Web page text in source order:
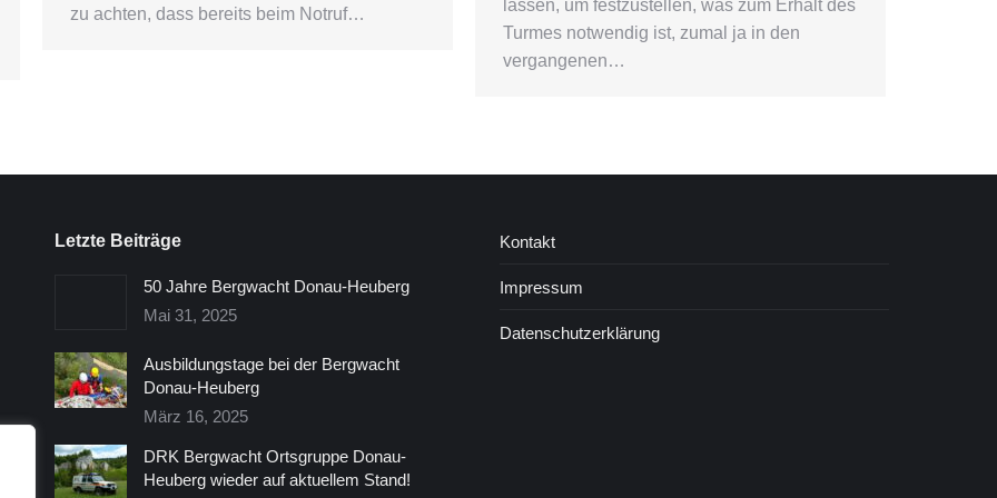
lassen, um festzustellen, was zum Erhalt des
Turmes notwendig ist, zumal ja in den
vergangenen…
zu achten, dass bereits beim Notruf…
Letzte Beiträge
50 Jahre Bergwacht Donau-Heuberg
Mai 31, 2025
Ausbildungstage bei der Bergwacht
Donau-Heuberg
März 16, 2025
DRK Bergwacht Ortsgruppe Donau-
Heuberg wieder auf aktuellem Stand!
Kontakt
Impressum
Datenschutzerklärung